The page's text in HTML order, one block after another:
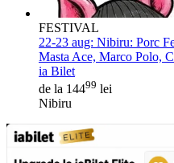
FESTIVAL
22-23 aug: Nibiru: Porc
Masta Ace, Marco Polo,
ia Bilet
de la 14499 lei
Nibiru